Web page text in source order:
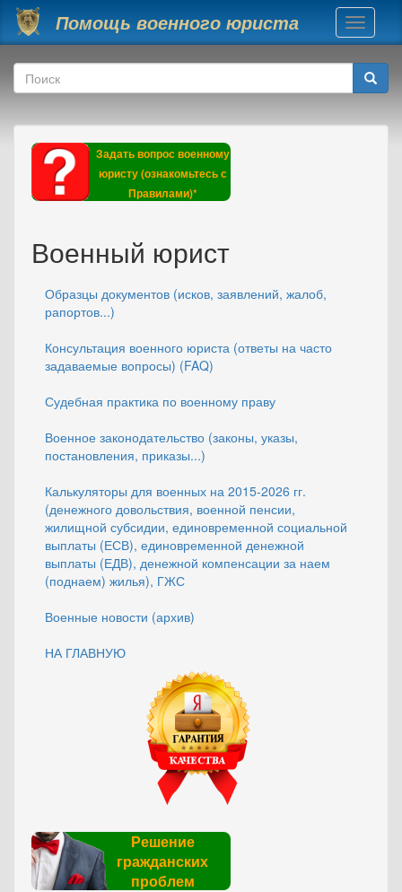
Перейти к основному содержанию
Помощь военного юриста
Toggle
Форма поиска
Поиск
Задать вопрос военному
юристу (ознакомьтесь с
Правилами)*
Военный юрист
Образцы документов (исков, заявлений, жалоб,
рапортов...)
Консультация военного юриста (ответы на часто
задаваемые вопросы) (FAQ)
Судебная практика по военному праву
Военное законодательство (законы, указы,
постановления, приказы...)
Калькуляторы для военных на 2015-2026 гг.
(денежного довольствия, военной пенсии,
жилищной субсидии, единовременной социальной
выплаты (ЕСВ), единовременной денежной
выплаты (ЕДВ), денежной компенсации за наем
(поднаем) жилья), ГЖС
Военные новости (архив)
НА ГЛАВНУЮ
Решение
гражданских
проблем